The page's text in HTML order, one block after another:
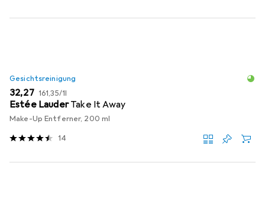
Gesichtsreinigung
EUR
32,27 EUR
161,35/1l
Estée Lauder Take It Away
Make-Up Entferner, 200 ml
14